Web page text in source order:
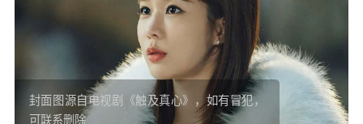
封面图源自电视剧《触及真心》，如有冒犯，
可联系删除